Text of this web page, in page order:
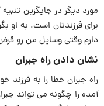
مورد دیگر در جایگزین
برای فرزندتان است. به او
دارم وقتی وسایل من رو
نشان دادن راه جبران
راه جبران خطا را به
آمده را چگونه می تواند